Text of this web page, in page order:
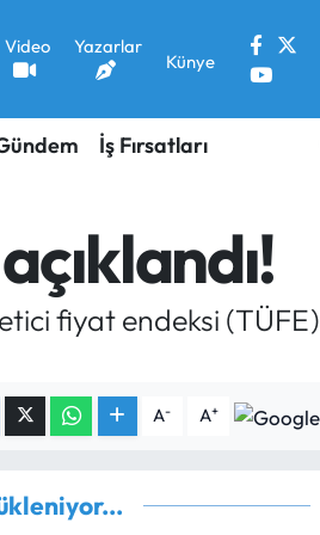
Video Yazarlar
Künye
İş Fırsatları
fiyat endeksi (TÜFE)
A- A+